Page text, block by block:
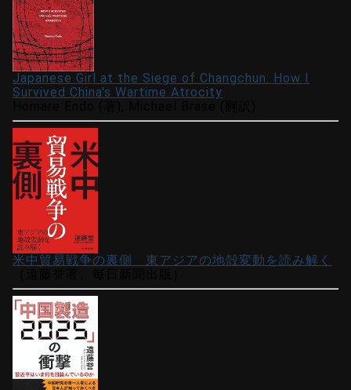
Japanese Girl at the Siege of Changchun: How I
Survived China's Wartime Atrocity
米中貿易戦争の裏側 東アジアの地殻変動を読み解く